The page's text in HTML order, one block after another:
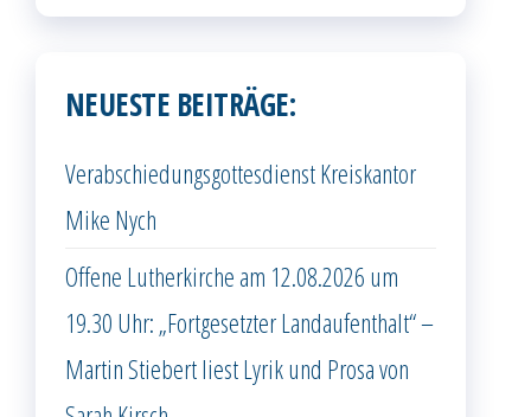
NEUESTE BEITRÄGE:
Verabschiedungsgottesdienst Kreiskantor
Mike Nych
Offene Lutherkirche am 12.08.2026 um
19.30 Uhr: „Fortgesetzter Landaufenthalt“ –
Martin Stiebert liest Lyrik und Prosa von